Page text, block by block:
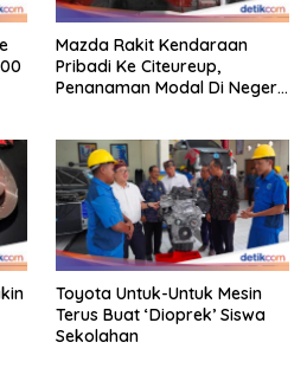
Mazda Rakit Kendaraan
Pribadi Ke Citeureup,
Penanaman Modal Di Negeri
Toyota Untuk-Untuk Mesin
Terus Buat ‘Dioprek’ Siswa
Sekolahan